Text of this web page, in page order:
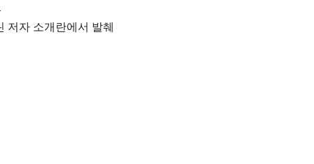
저자 소개란에서 발췌